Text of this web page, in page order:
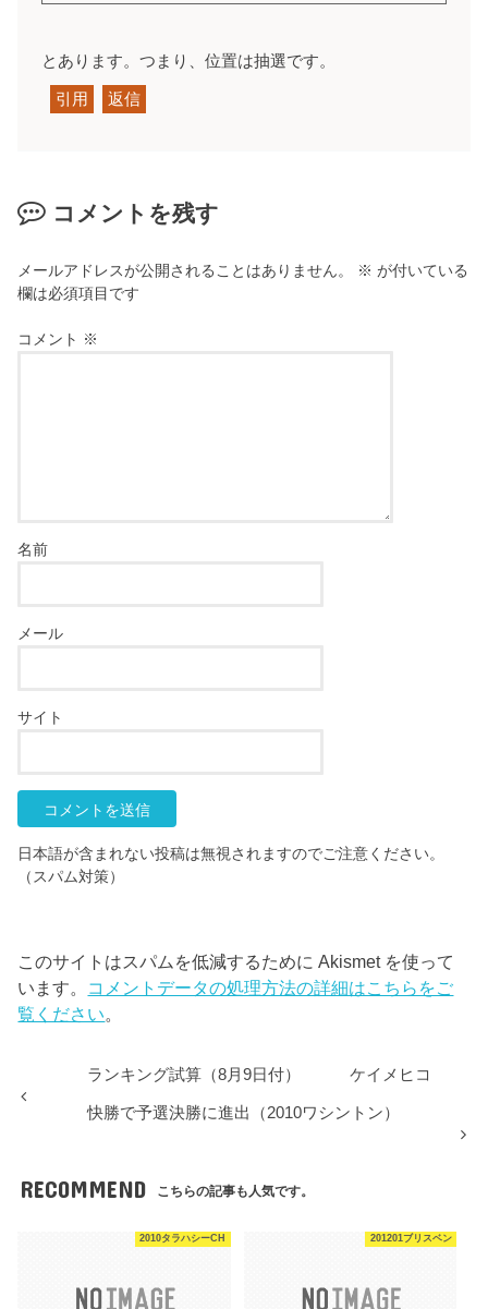
とあります。つまり、位置は抽選です。
引用 返信
コメントを残す
メールアドレスが公開されることはありません。 ※ が付いている
欄は必須項目です
コメント ※
名前
メール
サイト
日本語が含まれない投稿は無視されますのでご注意ください。
（スパム対策）
このサイトはスパムを低減するために Akismet を使って
います。 コメントデータの処理方法の詳細はこちらをご
覧ください。
ランキング試算（8月9日付） ケイメヒコ
快勝で予選決勝に進出（2010ワシントン）
RECOMMEND こちらの記事も人気です。
2010タラハシーCH 201201ブリスベン